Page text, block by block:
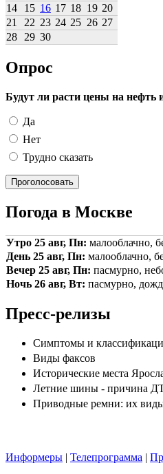
14
15 16 17 18 19 20
21
22 23 24 25 26 27
28
29 30
Опрос
Будут ли расти цены на нефть
Да
Нет
Трудно сказать
Погода в Москве
Утро 25 авг, Пн: малооблачно,
День 25 авг, Пн: малооблачно,
Вечер 25 авг, Пн: пасмурно,
Ночь 26 авг, Вт: пасмурно,
Пресс-релизы
Симптомы и
Виды факсов
Исторические места
Летние шины - причина
Приводные ремни: их
Информеры | Телепрограмма |